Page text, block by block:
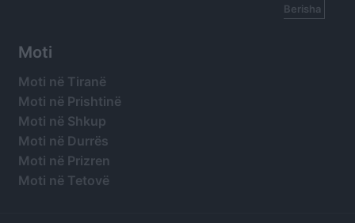
Berisha
Moti
Moti në Tiranë
Moti në Prishtinë
Moti në Shkup
Moti në Durrës
Moti në Prizren
Moti në Tetovë